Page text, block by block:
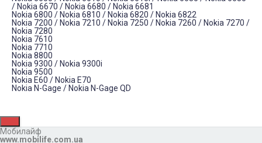
/ Nokia 6670 / Nokia 6680 / Nokia 6681
Nokia 6800 / Nokia 6810 / Nokia 6820 / Nokia 6822
Nokia 7200 / Nokia 7210 / Nokia 7250 / Nokia 7260 / Nokia 7270 /
Nokia 7280
Nokia 7610
Nokia 7710
Nokia 8800
Nokia 9300 / Nokia 9300i
Nokia 9500
Nokia E60 / Nokia E70
Nokia N-Gage / Nokia N-Gage QD
Мобилайф
www.mobilife.com.ua